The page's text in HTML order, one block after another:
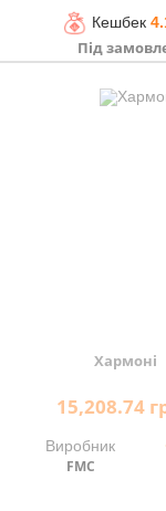
Кешбек
Під
Хармоні
15,208.74
Виробник
FMC